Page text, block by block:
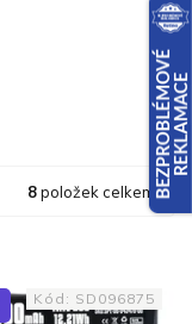
8položek celkem
Kód: SD096875